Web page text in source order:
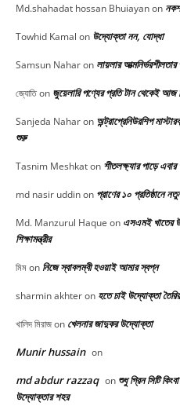
Md.shahadat hossan Bhuiayanon
Towhid Kamal on উদ্যোক্তা নন, যোদ্ধা
Samsun Naharon লায়লার
জ্যোতিon জুয়েলারি পণ্যের প্রতি টান থেকেই
Sanjeda Naharon অন্ট্রাপ্রেনিউরশিপ
শুরু
Tasnim Meshkaton শীতলক্ষ্যার পাড়ে এবার
md nasir uddinon প্রাণের ১০ প্রতিষ্ঠানে
Md. Manzurul Haque on এসএমই খাতের
শিক্ষামন্ত্রীর
মিমon নিজে স্বাবলম্বী হওয়াই আমার স্বপ্ন
sharmin akhteron হতে চাই উদ্যোক্তা
খালিদ মিরাজon খেলনার জাদুকর উদ্যোক্তা
Munir hussain on
md abdur razzaq on শুধু গ্রিন সিটি
উদ্যোক্তার শহর